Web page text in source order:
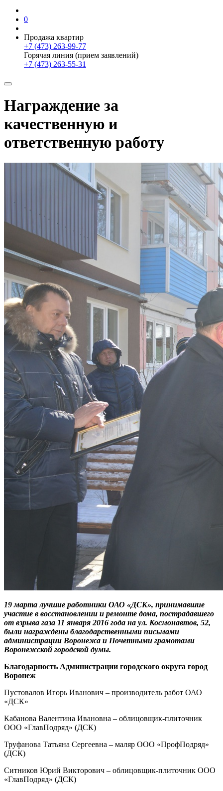
0
Продажа квартир
+7 (473) 263-99-77
Горячая линия (прием заявлений)
+7 (473) 263-55-31
Награждение за
качественную и
ответственную работу
19 марта лучшие работники ОАО «ДСК», принимавшие
участие в восстановлении и ремонте дома, пострадавшего
от взрыва газа 11 января 2016 года на ул. Космонавтов, 52,
были награждены благодарственными письмами
администрации Воронежа и Почетными грамотами
Воронежской городской думы.
Благодарность Администрации городского округа город
Воронеж
Пустовалов Игорь Иванович – производитель работ ОАО
«ДСК»
Кабанова Валентина Ивановна – облицовщик-плиточник
ООО «ГлавПодряд» (ДСК)
Труфанова Татьяна Сергеевна – маляр ООО «ПрофПодряд»
(ДСК)
Ситников Юрий Викторович – облицовщик-плиточник ООО
«ГлавПодряд» (ДСК)